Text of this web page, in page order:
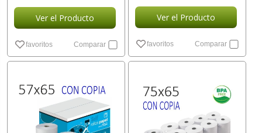
Ver el Producto
favoritos Comparar
Ver el Producto
favoritos Comparar